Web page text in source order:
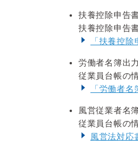
扶養控除申告
扶養控除申告
「扶養控
労働者名簿出
従業員台帳の
「労働者
風営従業者名
従業員台帳の
風営法対応